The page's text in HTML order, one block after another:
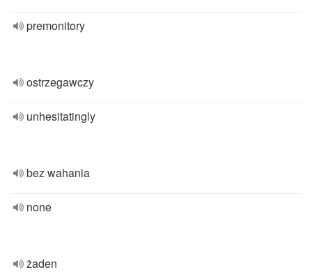
premonitory
ostrzegawczy
unhesitatingly
bez wahania
none
żaden